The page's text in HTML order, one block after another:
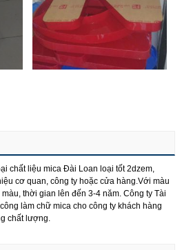
chất liệu mica Đài Loan loại tốt 2dzem,
cơ quan, công ty hoặc cửa hàng.Với màu
thời gian lên đến 3-4 năm. Công ty Tài
làm chữ mica cho công ty khách hàng
chất lượng.